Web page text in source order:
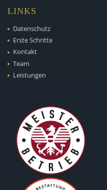
LINKS
Datenschutz
Erste Schritte
Kontakt
Team
Leistungen